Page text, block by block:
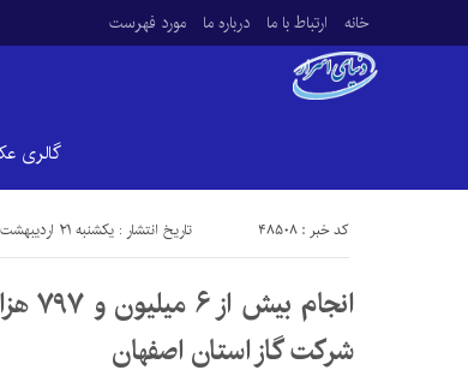
خانه ارتباط با ما درباره ما مورد فهرست
گالری
تاریخ انتشار : یکشنبه ۲۱ اردیبهشت ۱۴۰۴ - ۱۵:۴۱ کد خبر : 48508
شرکت گاز استان اصفهان